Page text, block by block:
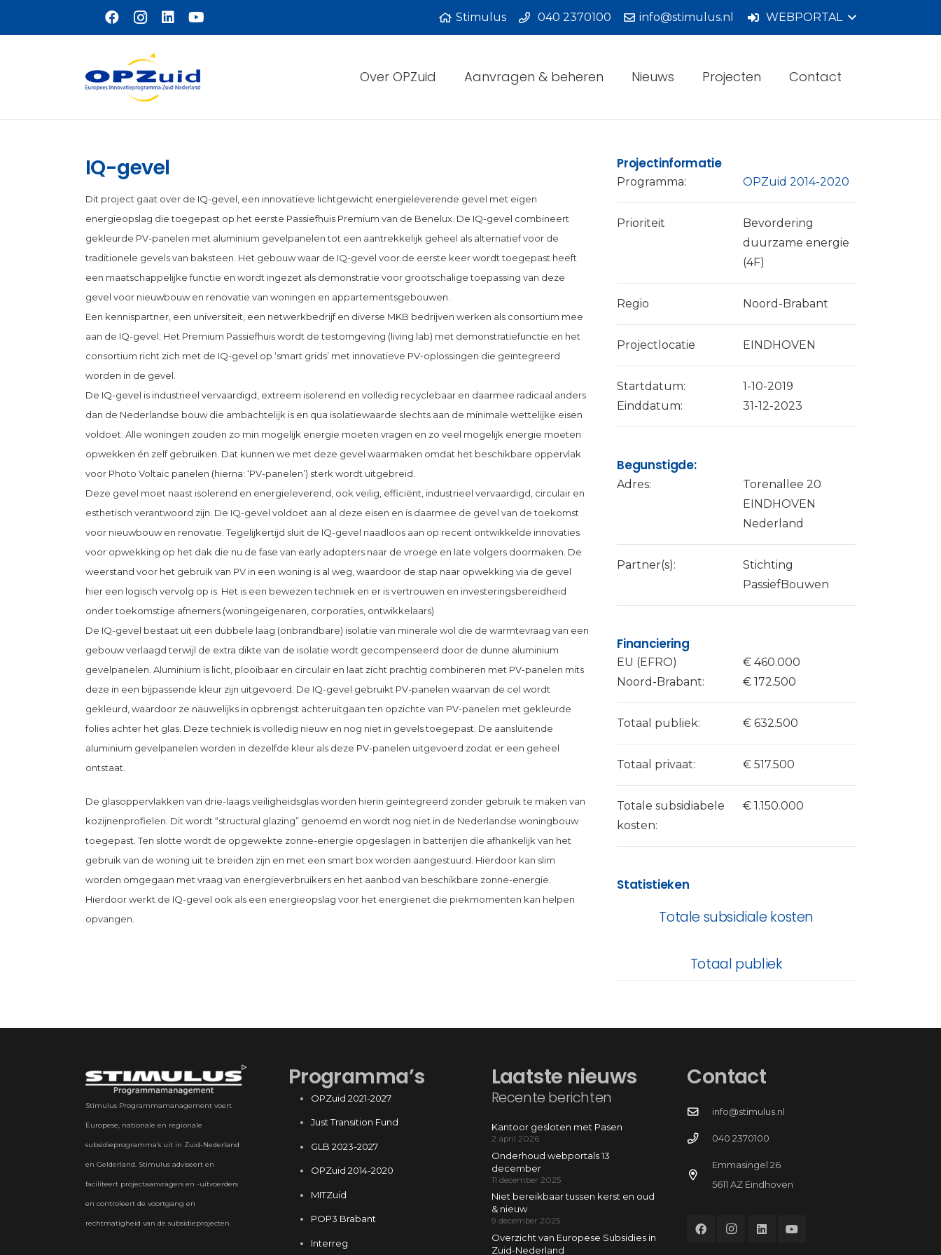
Naar hoofdinhoud
Stimulus 040 2370100 info@stimulus.nl WEBPORTAL
Over OPZuid Aanvragen & beheren Nieuws Projecten Contact
IQ-gevel
Dit project gaat over de IQ-gevel, een innovatieve lichtgewicht energieleverende gevel met eigen
energieopslag die toegepast op het eerste Passiefhuis Premium van de Benelux. De IQ-gevel combineert
gekleurde PV-panelen met aluminium gevelpanelen tot een aantrekkelijk geheel als alternatief voor de
traditionele gevels van baksteen. Het gebouw waar de IQ-gevel voor de eerste keer wordt toegepast heeft
een maatschappelijke functie en wordt ingezet als demonstratie voor grootschalige toepassing van deze
gevel voor nieuwbouw en renovatie van woningen en appartementsgebouwen.
Een kennispartner, een universiteit, een netwerkbedrijf en diverse MKB bedrijven werken als consortium mee
aan de IQ-gevel. Het Premium Passiefhuis wordt de testomgeving (living lab) met demonstratiefunctie en het
consortium richt zich met de IQ-gevel op ‘smart grids’ met innovatieve PV-oplossingen die geïntegreerd
worden in de gevel.
De IQ-gevel is industrieel vervaardigd, extreem isolerend en volledig recyclebaar en daarmee radicaal anders
dan de Nederlandse bouw die ambachtelijk is en qua isolatiewaarde slechts aan de minimale wettelijke eisen
voldoet. Alle woningen zouden zo min mogelijk energie moeten vragen en zo veel mogelijk energie moeten
opwekken én zelf gebruiken. Dat kunnen we met deze gevel waarmaken omdat het beschikbare oppervlak
voor Photo Voltaic panelen (hierna: ‘PV-panelen’) sterk wordt uitgebreid.
Deze gevel moet naast isolerend en energieleverend, ook veilig, efficiënt, industrieel vervaardigd, circulair en
esthetisch verantwoord zijn. De IQ-gevel voldoet aan al deze eisen en is daarmee de gevel van de toekomst
voor nieuwbouw en renovatie. Tegelijkertijd sluit de IQ-gevel naadloos aan op recent ontwikkelde innovaties
voor opwekking op het dak die nu de fase van early adopters naar de vroege en late volgers doormaken. De
weerstand voor het gebruik van PV in een woning is al weg, waardoor de stap naar opwekking via de gevel
hier een logisch vervolg op is. Het is een bewezen techniek en er is vertrouwen en investeringsbereidheid
onder toekomstige afnemers (woningeigenaren, corporaties, ontwikkelaars)
De IQ-gevel bestaat uit een dubbele laag (onbrandbare) isolatie van minerale wol die de warmtevraag van een
gebouw verlaagd terwijl de extra dikte van de isolatie wordt gecompenseerd door de dunne aluminium
gevelpanelen. Aluminium is licht, plooibaar en circulair en laat zicht prachtig combineren met PV-panelen mits
deze in een bijpassende kleur zijn uitgevoerd. De IQ-gevel gebruikt PV-panelen waarvan de cel wordt
gekleurd, waardoor ze nauwelijks in opbrengst achteruitgaan ten opzichte van PV-panelen met gekleurde
folies achter het glas. Deze techniek is volledig nieuw en nog niet in gevels toegepast. De aansluitende
aluminium gevelpanelen worden in dezelfde kleur als deze PV-panelen uitgevoerd zodat er een geheel
ontstaat.
De glasoppervlakken van drie-laags veiligheidsglas worden hierin geïntegreerd zonder gebruik te maken van
kozijnenprofielen. Dit wordt “structural glazing” genoemd en wordt nog niet in de Nederlandse woningbouw
toegepast. Ten slotte wordt de opgewekte zonne-energie opgeslagen in batterijen die afhankelijk van het
gebruik van de woning uit te breiden zijn en met een smart box worden aangestuurd. Hierdoor kan slim
worden omgegaan met vraag van energieverbruikers en het aanbod van beschikbare zonne-energie.
Hierdoor werkt de IQ-gevel ook als een energieopslag voor het energienet die piekmomenten kan helpen
opvangen.
Projectinformatie
Programma: OPZuid 2014-2020
Prioriteit
Bevordering
duurzame energie
(4F)
Regio Noord-Brabant
Projectlocatie EINDHOVEN
Startdatum:
1-10-2019
Einddatum:
31-12-2023
Begunstigde:
Adres:
Torenallee 20
EINDHOVEN
Nederland
Partner(s):
Stichting
PassiefBouwen
Financiering
EU (EFRO)
€ 460.000
Noord-Brabant:
€ 172.500
Totaal publiek: € 632.500
Totaal privaat: € 517.500
Totale subsidiabele
kosten:
€ 1.150.000
Statistieken
Totale subsidiale kosten
Totaal publiek
Stimulus Programmamanagement voert
Europese, nationale en regionale
subsidieprogramma’s uit in Zuid-Nederland
en Gelderland. Stimulus adviseert en
faciliteert projectaanvragers en -uitvoerders
en controleert de voortgang en
rechtmatigheid van de subsidieprojecten.
Programma’s
OPZuid 2021-2027
Just Transition Fund
GLB 2023-2027
OPZuid 2014-2020
MITZuid
POP3 Brabant
Interreg
Laatste nieuws
Recente berichten
Kantoor gesloten met Pasen
2 april 2026
Onderhoud webportals 13
december
11 december 2025
Niet bereikbaar tussen kerst en oud
& nieuw
9 december 2025
Overzicht van Europese Subsidies in
Zuid-Nederland
Contact
info@stimulus.nl
040 2370100
Emmasingel 26
5611 AZ Eindhoven